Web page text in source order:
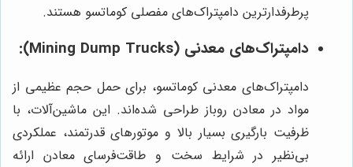
پرطرفدارترین دامپتراک‌های مفصلی کوماتسو هستند.
دامپتراک‌های معدنی (Mining Dump Trucks):
دامپتراک‌های معدنی کوماتسو، برای حمل حجم عظیمی از
مواد در معادن روباز طراحی شده‌اند. این ماشین‌آلات، با
ظرفیت بارگیری بسیار بالا و موتورهای قدرتمند، عملکردی
بی‌نظیر در شرایط سخت و طاقت‌فرسای معادن ارائه